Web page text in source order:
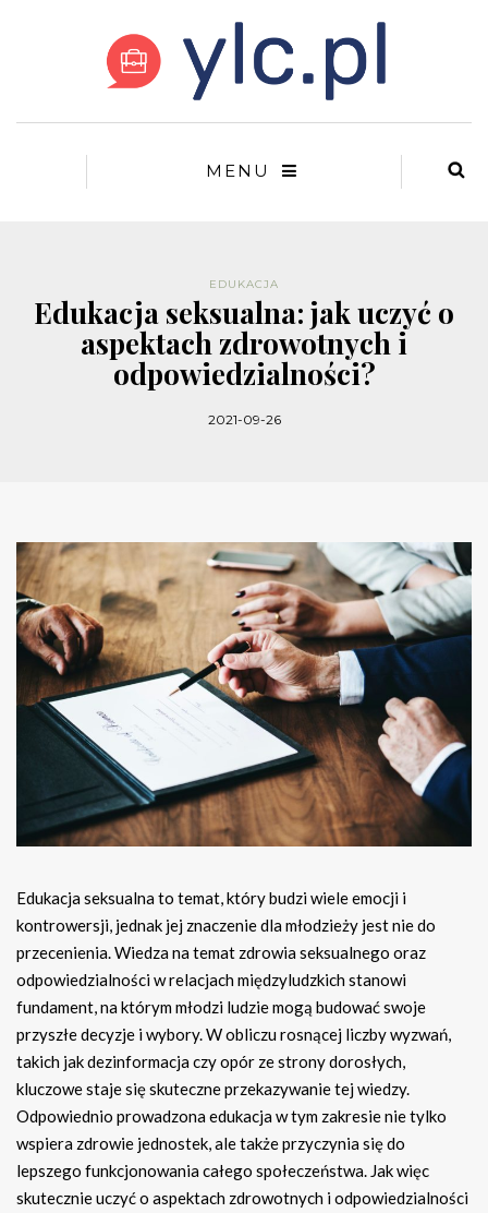
MENU
EDUKACJA
Edukacja seksualna: jak uczyć o
aspektach zdrowotnych i
odpowiedzialności?
2021-09-26
Edukacja seksualna to temat, który budzi wiele emocji i
kontrowersji, jednak jej znaczenie dla młodzieży jest nie do
przecenienia. Wiedza na temat zdrowia seksualnego oraz
odpowiedzialności w relacjach międzyludzkich stanowi
fundament, na którym młodzi ludzie mogą budować swoje
przyszłe decyzje i wybory. W obliczu rosnącej liczby wyzwań,
takich jak dezinformacja czy opór ze strony dorosłych,
kluczowe staje się skuteczne przekazywanie tej wiedzy.
Odpowiednio prowadzona edukacja w tym zakresie nie tylko
wspiera zdrowie jednostek, ale także przyczynia się do
lepszego funkcjonowania całego społeczeństwa. Jak więc
skutecznie uczyć o aspektach zdrowotnych i odpowiedzialności